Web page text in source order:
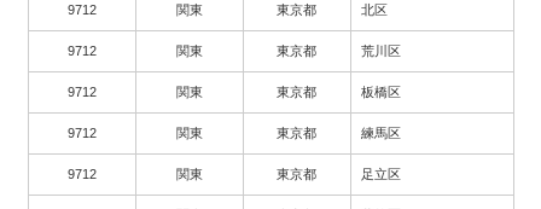
9712 関東 東京都 北区
9712 関東 東京都 荒川区
9712 関東 東京都 板橋区
9712 関東 東京都 練馬区
9712 関東 東京都 足立区